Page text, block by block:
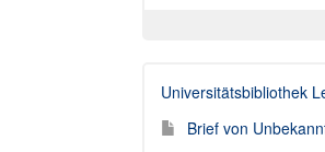
Universitätsbibliothek
Brief von